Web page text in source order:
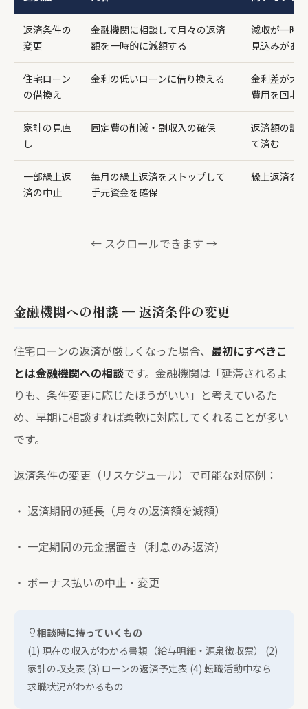
返済条件の
変更
金融機関に相談して月々の返済
額を一時的に減額する
減収が一時
見込みがある
住宅ローン
の借換え
金利の低いローンに借り換える
金利差が大
費用を回収
家計の見直
し
固定費の削減・副収入の確保
返済額の調
て済む
一部繰上返
済の中止
毎月の繰上返済をストップして
手元資金を確保
繰上返済を
← スクロールできます →
金融機関への相談 — 返済条件の変更
住宅ローンの返済が厳しくなった場合、 最初にすべきこ
とは金融機関への相談です。金融機関は「延滞されるよ
りも、条件変更に応じたほうがいい」と考えているた
め、早期に相談すれば柔軟に対応してくれることが多い
です。
返済条件の変更（リスケジュール）で可能な対応例：
・ 返済期間の延長（月々の返済額を減額）
・ 一定期間の元金据置き（利息のみ返済）
・ ボーナス払いの中止・変更
相談時に持っていくもの
(1) 現在の収入がわかる書類（給与明細・源泉徴収票） (2)
家計の収支表 (3) ローンの返済予定表 (4) 転職活動中なら
求職状況がわかるもの